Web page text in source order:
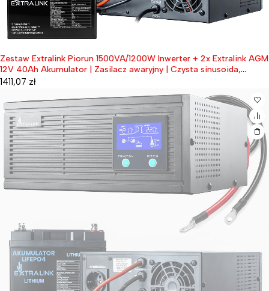
Zestaw Extralink Piorun 1500VA/1200W Inwerter + 2x Extralink AGM
12V 40Ah Akumulator | Zasilacz awaryjny | Czysta sinusoida,
napięcie akumulatora 12VDC + bezobsługowy
1411,07 zł